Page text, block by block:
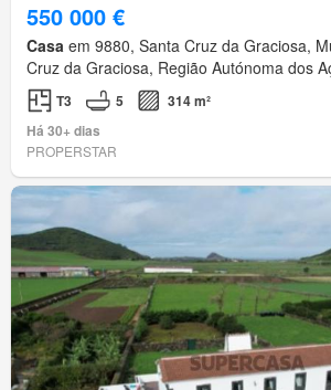
550 000 €
Casa em 9880, Santa Cruz da Graciosa,
Cruz da Graciosa, Região Autónoma dos
T3 5
314 m²
Há 30+ dias
PROPERSTAR